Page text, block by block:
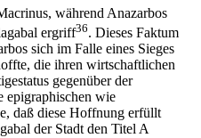
während Anazarbos
ergriff36. Dieses Faktum
sich im Falle eines Sieges
die ihren wirtschaftlichen
gegenüber der
epigraphischen wie
daß diese Hoffnung erfüllt
der Stadt den Titel A